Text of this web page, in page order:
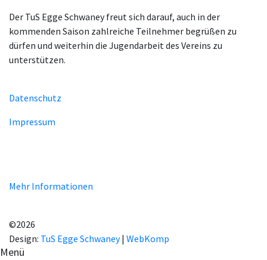
Der TuS Egge Schwaney freut sich darauf, auch in der
kommenden Saison zahlreiche Teilnehmer begrüßen zu
dürfen und weiterhin die Jugendarbeit des Vereins zu
unterstützen.
Datenschutz
Impressum
Mehr Informationen
©2026
Design: TuS Egge Schwaney| WebKomp
Menü